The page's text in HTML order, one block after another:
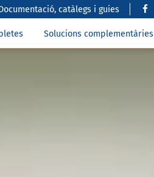
catàlegs i guies
Solucions complementàries